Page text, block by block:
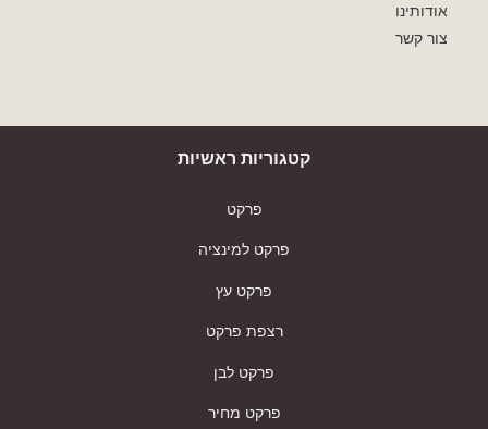
אודותינו
צור קשר
קטגוריות ראשיות
פרקט
פרקט למינציה
פרקט עץ
רצפת פרקט
פרקט לבן
פרקט מחיר